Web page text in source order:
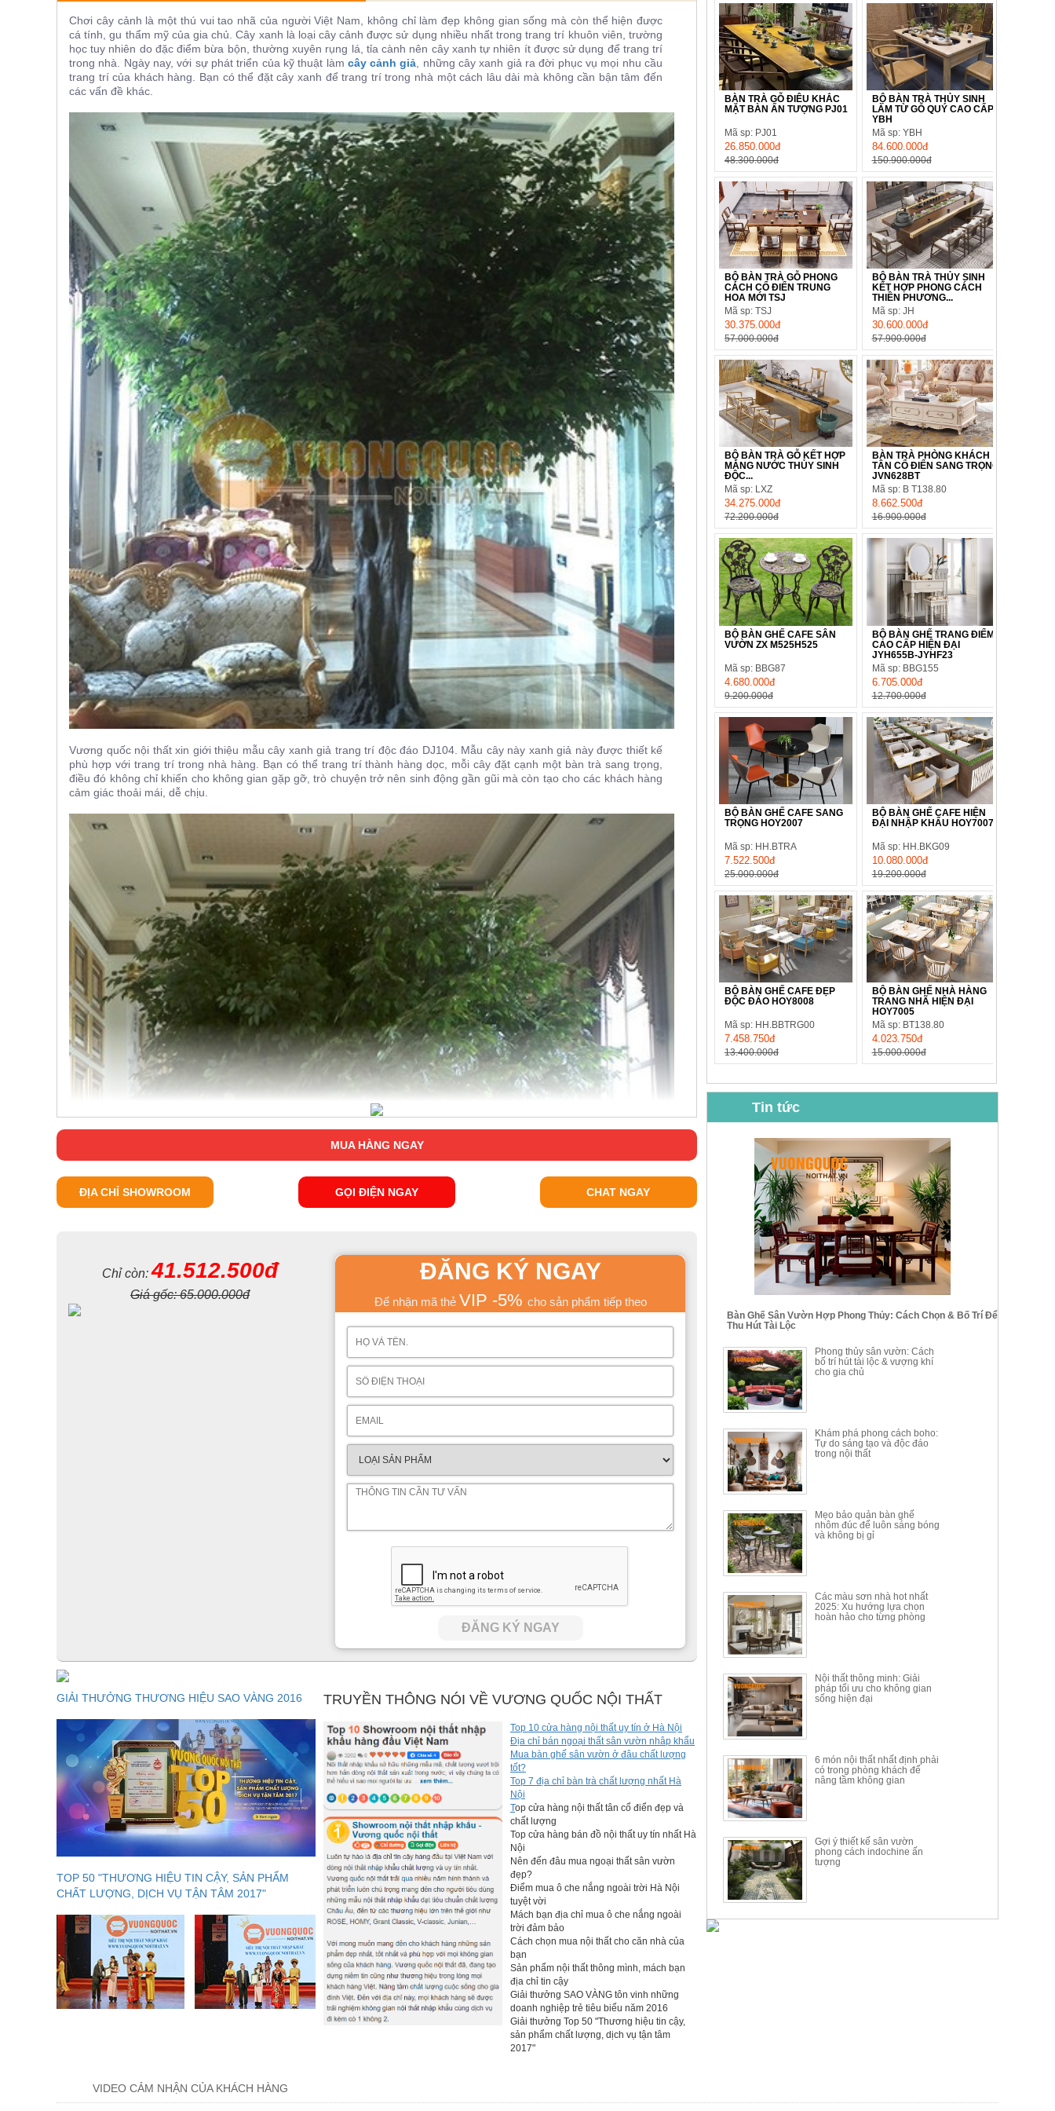
Chơi cây cảnh là một thú vui tao nhã của người Việt Nam, không chỉ làm đẹp không gian sống mà còn thể hiện được
cá tính, gu thẩm mỹ của gia chủ. Cây xanh là loại cây cảnh được sử dụng nhiều nhất trong trang trí khuôn viên, trường
học tuy nhiên do đặc điểm bừa bộn, thường xuyên rụng lá, tỉa cành nên cây xanh tự nhiên ít được sử dụng để trang trí
trong nhà. Ngày nay, với sự phát triển của kỹ thuật làm cây cảnh giả , những cây xanh giả ra đời phục vụ mọi nhu cầu
trang trí của khách hàng. Bạn có thể đặt cây xanh để trang trí trong nhà một cách lâu dài mà không cần bận tâm đến
các vấn đề khác.
Vương quốc nội thất xin giới thiệu mẫu cây xanh giả trang trí độc đáo DJ104. Mẫu cây này xanh giả này được thiết kế
phù hợp với trang trí trong nhà hàng. Bạn có thể trang trí thành hàng dọc, mỗi cây đặt cạnh một bàn trà sang trọng,
điều đó không chỉ khiến cho không gian gặp gỡ, trò chuyện trở nên sinh động gần gũi mà còn tạo cho các khách hàng
cảm giác thoải mái, dễ chịu.
DJ104 được thiết kế độc đáo, phần thân cây được làm bằng gỗ cao cấp với các đường rãnh phân
chia từng múi gỗ ấn tượng, bên trên phần ngọn cây với hàng nghìn chiếc lá màu xanh tươi mát được làm bằng vải lụa
trơn cao cấp xếp chen chúc nhau trông thật thú vị, giống như một mâm xôi đầy bày giữa không gian sang trọng.
MUA HÀNG NGAY
ĐỊA CHỈ SHOWROOM GỌI ĐIỆN NGAY CHAT NGAY
Chỉ còn:41.512.500đ
Giá gốc:65.000.000đ
ĐĂNG KÝ NGAY
Để nhận mã thẻ VIP -5% cho sản phẩm tiếp theo
ĐĂNG KÝ NGAY
GIẢI THƯỞNG THƯƠNG HIỆU SAO VÀNG 2016
TOP 50 "THƯƠNG HIỆU TIN CẬY, SẢN PHẨM
CHẤT LƯỢNG, DỊCH VỤ TẬN TÂM 2017"
TRUYỀN THÔNG NÓI VỀ VƯƠNG QUỐC NỘI THẤT
Top 10 cửa hàng nội thất uy tín ở Hà Nội
Địa chỉ bán ngoại thất sân vườn nhâp khẩu
Mua bàn ghế sân vườn ở đâu chất lượng
tốt?
Top 7 địa chỉ bàn trà chất lượng nhất Hà
Nội
Top cửa hàng nội thất tân cổ điển đẹp và
chất lượng
Top cửa hàng bán đồ nội thất uy tín nhất Hà
Nội
Nên đến đâu mua ngoại thất sân vườn
đẹp?
Điểm mua ô che nắng ngoài trời Hà Nội
tuyệt vời
Mách bạn địa chỉ mua ô che nắng ngoài
trời đảm bảo
Cách chọn mua nội thất cho căn nhà của
bạn
Sản phẩm nội thất thông mình, mách bạn
địa chỉ tin cậy
Giải thưởng SAO VÀNG tôn vinh những
doanh nghiệp trẻ tiêu biểu năm 2016
Giải thưởng Top 50 "Thương hiệu tin cậy,
sản phẩm chất lượng, dịch vụ tận tâm
2017"
BÀN TRÀ GỖ ĐIÊU KHẮC
MẶT BÀN ẤN TƯỢNG PJ01
Mã sp: PJ01
26.850.000đ
48.300.000đ
BỘ BÀN TRÀ THỦY SINH
LÀM TỪ GỖ QUÝ CAO CẤP
YBH
Mã sp: YBH
84.600.000đ
150.900.000đ
BỘ BÀN TRÀ GỖ PHONG
CÁCH CỔ ĐIỂN TRUNG
HOA MỚI TSJ
Mã sp: TSJ
30.375.000đ
57.000.000đ
BỘ BÀN TRÀ THỦY SINH
KẾT HỢP PHONG CÁCH
THIỀN PHƯƠNG...
Mã sp: JH
30.600.000đ
57.900.000đ
BỘ BÀN TRÀ GỖ KẾT HỢP
MÁNG NƯỚC THỦY SINH
ĐỘC...
Mã sp: LXZ
34.275.000đ
72.200.000đ
BÀN TRÀ PHÒNG KHÁCH
TÂN CỔ ĐIỂN SANG TRỌNG
JVN628BT
Mã sp: B T138.80
8.662.500đ
16.900.000đ
BỘ BÀN GHẾ CAFE SÂN
VƯỜN ZX M525H525
Mã sp: BBG87
4.680.000đ
9.200.000đ
BỘ BÀN GHẾ TRANG ĐIỂM
CAO CẤP HIỆN ĐẠI
JYH655B-JYHF23
Mã sp: BBG155
6.705.000đ
12.700.000đ
BỘ BÀN GHẾ CAFE SANG
TRỌNG HOY2007
Mã sp: HH.BTRA
7.522.500đ
25.000.000đ
BỘ BÀN GHẾ CAFE HIỆN
ĐẠI NHẬP KHẨU HOY7007
Mã sp: HH.BKG09
10.080.000đ
19.200.000đ
BỘ BÀN GHẾ CAFE ĐẸP
ĐỘC ĐÁO HOY8008
Mã sp: HH.BBTRG00
7.458.750đ
13.400.000đ
BỘ BÀN GHẾ NHÀ HÀNG
TRANG NHÃ HIỆN ĐẠI
HOY7005
Mã sp: BT138.80
4.023.750đ
15.000.000đ
BỘ BÀN GHẾ CAFE NHẬP
KHẨU CAO CẤP HOY7006
Mã sp: BT135
14.178.750đ
24.700.000đ
BỘ BÀN TRÀ GỖ TỰ NHIÊN
PHONG CÁCH TRUNG HOA
KIỂU MỚI...
Mã sp: BT138.80
20.250.000đ
39.150.000đ
BỘ BÀN TRÀ GỖ PHONG
CÁCH MỚI KẾT HỢP KHAY
NHÚNG TRÀ YDX
Mã sp: BT150.46
17.617.500đ
34.100.000đ
BỘ BÀN GHẾ CAFE KIỂU
DÁNG ĐƠN GIẢN HIỆN ĐẠI
HOY8010
BÀN GHẾ TRANG ĐIỂM
THÔNG MINH HIỆN ĐẠI
TÍCH HỢP SẠC...
Mã sp: HH.BTD08
6.510.000đ
BỘ BÀN ĂN ĐẢO MẶT ĐÁ
PHIẾN AK3699
Tin tức
Bàn Ghế Sân Vườn Hợp Phong Thủy: Cách Chọn & Bố Trí Để
Thu Hút Tài Lộc
Phong thủy sân vườn: Cách
bố trí hút tài lộc & vượng khí
cho gia chủ
Khám phá phong cách boho:
Tự do sáng tạo và độc đáo
trong nội thất
Mẹo bảo quản bàn ghế
nhôm đúc để luôn sáng bóng
và không bị gỉ
Các màu sơn nhà hot nhất
2025: Xu hướng lựa chọn
hoàn hảo cho từng phòng
Nội thất thông minh: Giải
pháp tối ưu cho không gian
sống hiện đại
6 món nội thất nhất định phải
có trong phòng khách để
nâng tầm không gian
Gợi ý thiết kế sân vườn
phong cách indochine ấn
tượng
VIDEO CẢM NHẬN CỦA KHÁCH HÀNG